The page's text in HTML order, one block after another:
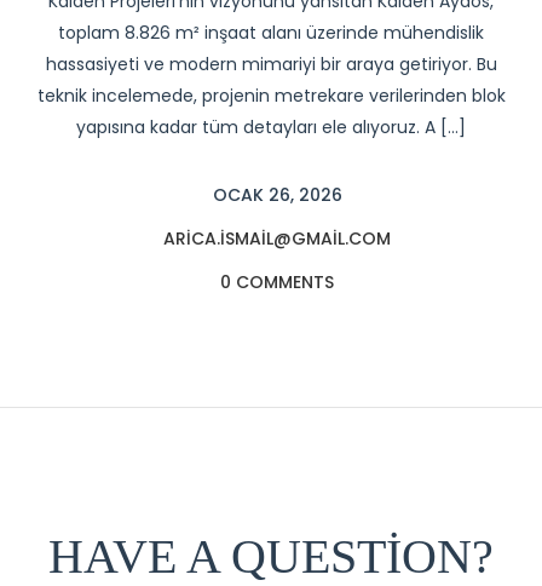
toplam 8.826 m² inşaat alanı üzerinde mühendislik
hassasiyeti ve modern mimariyi bir araya getiriyor. Bu
teknik incelemede, projenin metrekare verilerinden blok
yapısına kadar tüm detayları ele alıyoruz. A […]
OCAK 26, 2026
ARICA.ISMAIL@GMAIL.COM
0 COMMENTS
HAVE A QUESTION?